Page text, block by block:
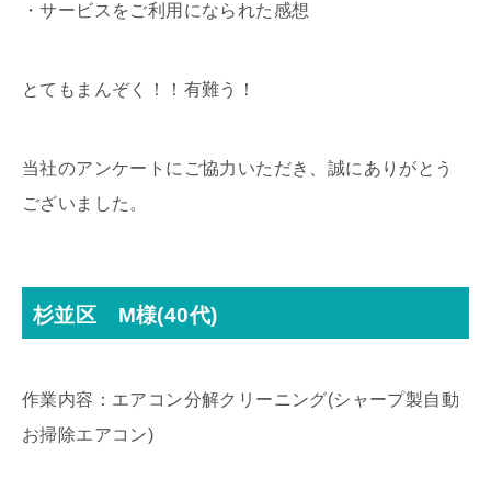
・サービスをご利用になられた感想
とてもまんぞく！！有難う！
当社のアンケートにご協力いただき、誠にありがとう
ございました。
杉並区 M様(40代)
作業内容：エアコン分解クリーニング(シャープ製自動
お掃除エアコン)